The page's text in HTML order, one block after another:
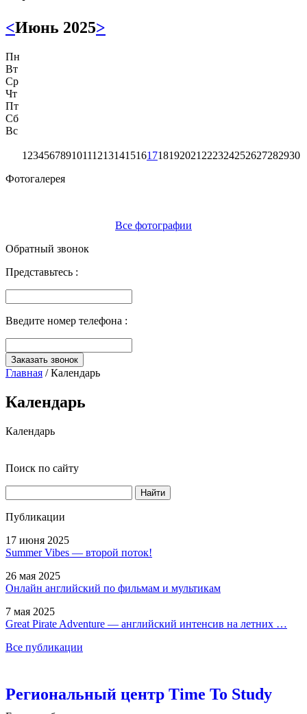
<Июнь 2025>
Пн
Вт
Ср
Чт
Пт
Сб
Вс
1 23456789101112131415161718192021 222324252627282930
Фотогалерея
Все фотографии
Обратный звонок
Представьтесь :
Введите номер телефона :
Заказать звонок
Главная /Календарь
Календарь
Календарь
Поиск по сайту
Найти
Публикации
17 июня 2025
Summer Vibes — второй поток!
26 мая 2025
Онлайн английский по фильмам и мультикам
7 мая 2025
Great Pirate Adventure — английский интенсив на летних …
Все публикации
Региональный центр Time To Study